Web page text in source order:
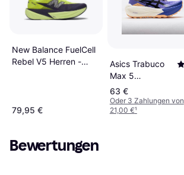
New Balance FuelCell
Rebel V5 Herren -
79,95 €
Asics Trabuco
Max 5
Trailrunning
Schuhe Damen
Sneaker
63 €
Oder 3 Zahlungen von
21,00 €¹
Bewertungen